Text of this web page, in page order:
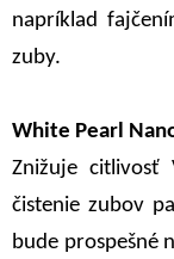
napríklad
zuby.
White Pearl
Znižuje citlivosť
čistenie zubov
bude prospešné